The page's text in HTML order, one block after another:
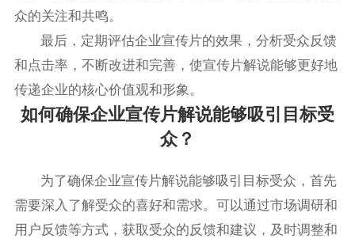
众的关注和共鸣。
最后，定期评估企业宣传片的效果，分析受众反馈
和点击率，不断改进和完善，使宣传片解说能够更好地
传递企业的核心价值观和形象。
如何确保企业宣传片解说能够吸引目标受
众？
为了确保企业宣传片解说能够吸引目标受众，首先
需要深入了解受众的喜好和需求。可以通过市场调研和
用户反馈等方式，获取受众的反馈和建议，及时调整和